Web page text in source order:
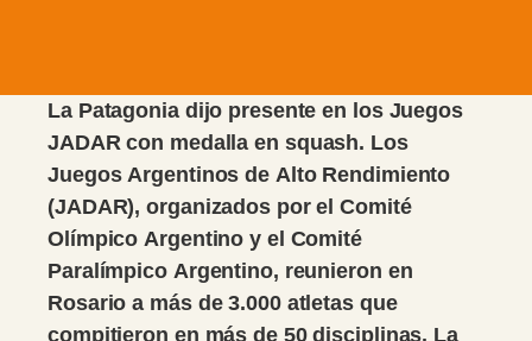
La Patagonia dijo presente en los Juegos
JADAR con medalla en squash. Los
Juegos Argentinos de Alto Rendimiento
(JADAR), organizados por el Comité
Olímpico Argentino y el Comité
Paralímpico Argentino, reunieron en
Rosario a más de 3.000 atletas que
compitieron en más de 50 disciplinas. La